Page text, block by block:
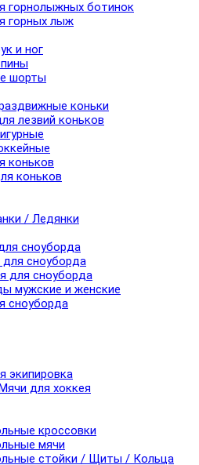
горнолыжных ботинок
горных лыж
и ног
шорты
коньки
лезвий коньков
коньков
коньков
/ Ледянки
сноуборда
для сноуборда
для сноуборда
мужские и женские
сноуборда
экипировка
для хоккея
кроссовки
мячи
стойки / Щиты / Кольца